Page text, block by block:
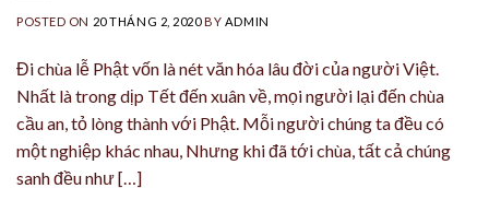
POSTED ON 20 THÁNG 2, 2020BY ADMIN
Đi chùa lễ Phật vốn là nét văn hóa lâu đời của người Việt.
Nhất là trong dịp Tết đến xuân về, mọi người lại đến chùa
cầu an, tỏ lòng thành với Phật. Mỗi người chúng ta đều có
một nghiệp khác nhau, Nhưng khi đã tới chùa, tất cả chúng
sanh đều như […]